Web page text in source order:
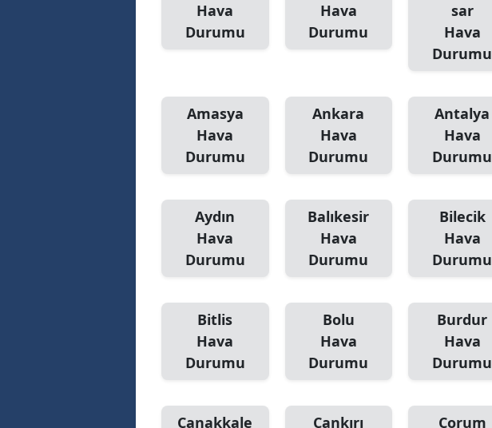
Kayseri
Kırklareli
Kocaeli
Kütahya
Malatya
Manisa
Kahramanmaraş
Muğla
Nevşehir
Hava
Durumu
Hava
Durumu
sar
Hava
Durumu
Amasya
Hava
Durumu
Ankara
Hava
Durumu
Antalya
Hava
Durumu
Aydın
Hava
Durumu
Balıkesir
Hava
Durumu
Bilecik
Hava
Durumu
Bitlis
Hava
Durumu
Bolu
Hava
Durumu
Burdur
Hava
Durumu
Çanakkale
Çankırı
Çorum